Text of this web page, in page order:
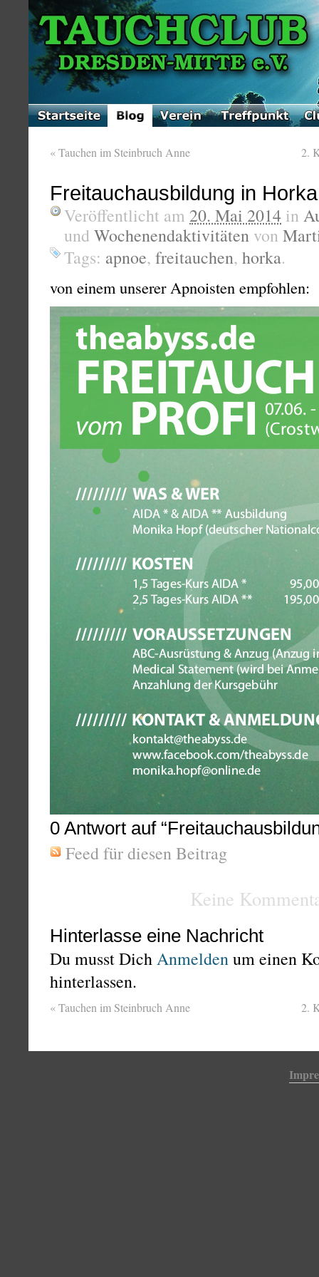
«Tauchen im Steinbruch Anne 2.
Freitauchausbildung in Horka
Veröffentlicht am 20. Mai 2014 in
und Wochenendaktivitäten von
Tags: apnoe, freitauchen, horka.
von einem unserer Apnoisten empfohlen:
0 Antwort auf
Feed für diesen Beitrag
Keine
Hinterlasse eine Nachricht
Du musst DichAnmeldenum einen
hinterlassen.
«Tauchen im Steinbruch Anne 2.